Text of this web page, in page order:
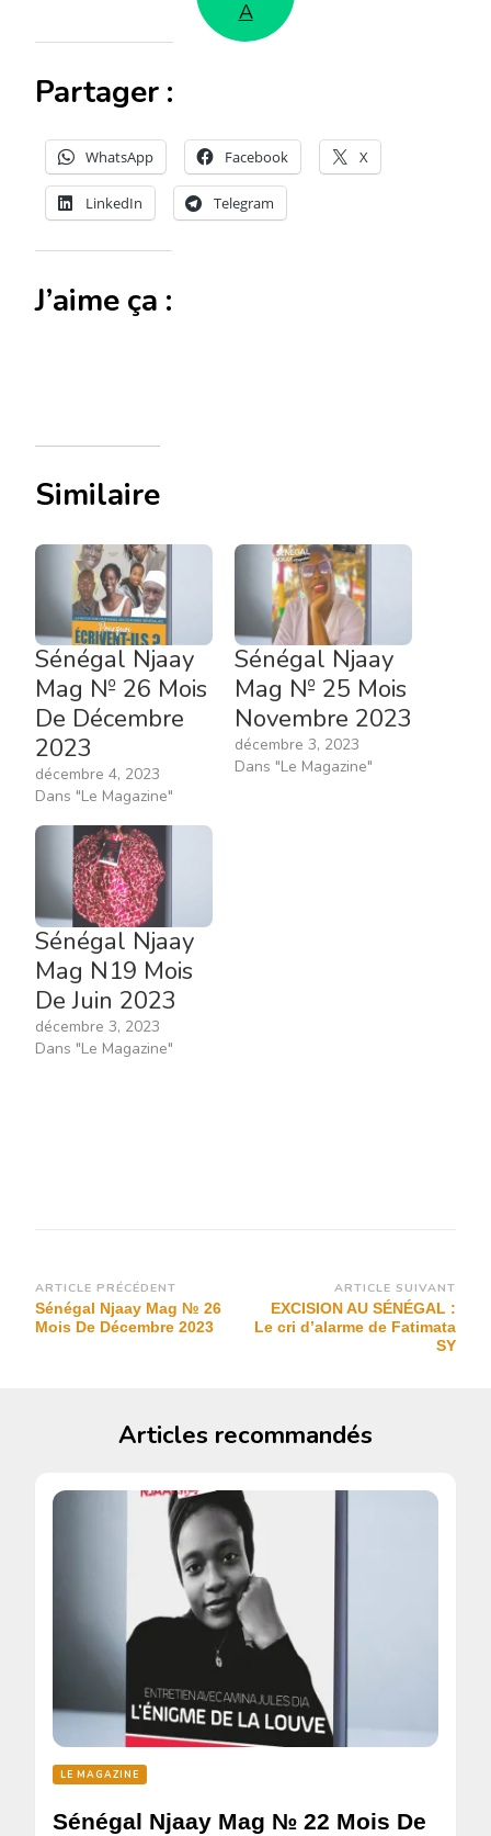
A
Partager :
WhatsApp Facebook X
LinkedIn Telegram
J’aime ça :
Similaire
Sénégal Njaay
Mag № 26 Mois
De Décembre
2023
décembre 4, 2023
Dans "Le Magazine"
Sénégal Njaay
Mag № 25 Mois
Novembre 2023
décembre 3, 2023
Dans "Le Magazine"
Sénégal Njaay
Mag N19 Mois
De Juin 2023
décembre 3, 2023
Dans "Le Magazine"
Navigation
d’article
ARTICLE PRÉCÉDENT
Sénégal Njaay Mag № 26
Mois De Décembre 2023
ARTICLE SUIVANT
EXCISION AU SÉNÉGAL :
Le cri d’alarme de Fatimata
SY
Articles recommandés
LE MAGAZINE
Sénégal Njaay Mag № 22 Mois De